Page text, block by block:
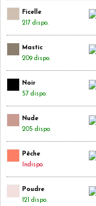
Ficelle
217 dispo.
Mastic
209 dispo.
Noir
57 dispo.
Nude
205 dispo.
Pêche
Indispo.
Poudre
121 dispo.